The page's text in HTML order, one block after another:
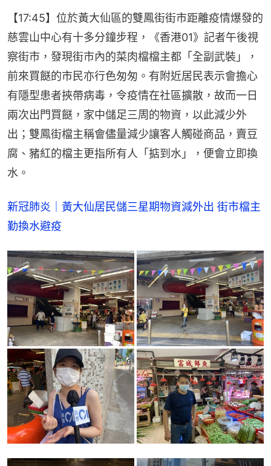
【17:45】位於黃大仙區的雙鳳街街市距離疫情爆發的
慈雲山中心有十多分鐘步程，《香港01》記者午後視
察街市，發現街市內的菜肉檔檔主都「全副武裝」，
前來買餸的市民亦行色匆匆。有附近居民表示會擔心
有隱型患者挾帶病毒，令疫情在社區擴散，故而一日
兩次出門買餸，家中儲足三周的物資，以此減少外
出；雙鳳街檔主稱會儘量減少讓客人觸碰商品，賣豆
腐、豬紅的檔主更指所有人「掂到水」，便會立即換
水。
新冠肺炎｜黃大仙居民儲三星期物資減外出 街市檔主
勤換水避疫